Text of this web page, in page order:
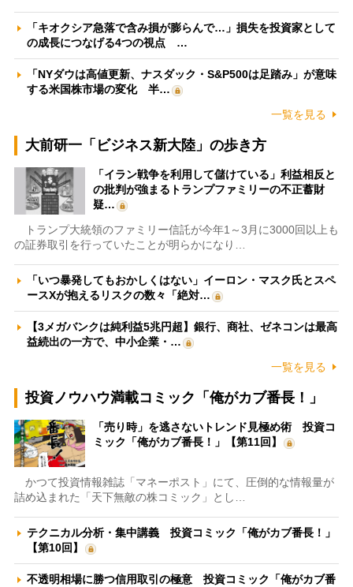
「キオクシア急落で含み損が膨らんで…」損失を投資家として
の成長につなげる4つの視点 …
「NYダウは高値更新、ナスダック・S&P500は足踏み」が意味
する米国株市場の変化 半…
一覧を見る
大前研一「ビジネス新大陸」の歩き方
「イラン戦争を利用して儲けている」利益相反と
の批判が強まるトランプファミリーの不正蓄財
疑…
トランプ大統領のファミリー信託が今年1～3月に3000回以上も
の証券取引を行っていたことが明らかになり…
「いつ暴発してもおかしくはない」イーロン・マスク氏とスペ
ースXが抱えるリスクの数々「絶対…
【3メガバンクは純利益5兆円超】銀行、商社、ゼネコンは最高
益続出の一方で、中小企業・…
一覧を見る
投資ノウハウ満載コミック「俺がカブ番長！」
「売り時」を逃さないトレンド見極め術 投資コ
ミック「俺がカブ番長！」【第11回】
かつて投資情報雑誌「マネーポスト」にて、圧倒的な情報量が
詰め込まれた「天下無敵の株コミック」とし…
テクニカル分析・集中講義 投資コミック「俺がカブ番長！」
【第10回】
不透明相場に勝つ信用取引の極意 投資コミック「俺がカブ番